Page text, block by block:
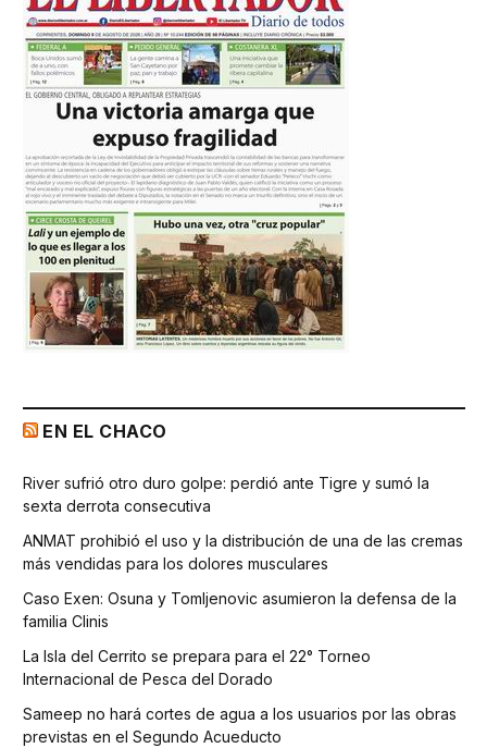
EN EL CHACO
River sufrió otro duro golpe: perdió ante Tigre y sumó la
sexta derrota consecutiva
ANMAT prohibió el uso y la distribución de una de las cremas
más vendidas para los dolores musculares
Caso Exen: Osuna y Tomljenovic asumieron la defensa de la
familia Clinis
La Isla del Cerrito se prepara para el 22° Torneo
Internacional de Pesca del Dorado
Sameep no hará cortes de agua a los usuarios por las obras
previstas en el Segundo Acueducto